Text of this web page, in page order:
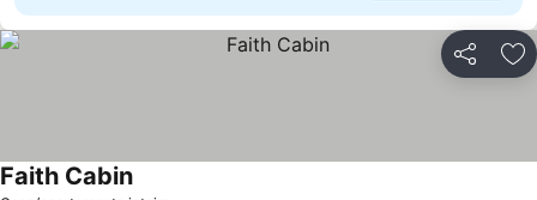
Partilhar
Faith CabinVer preços